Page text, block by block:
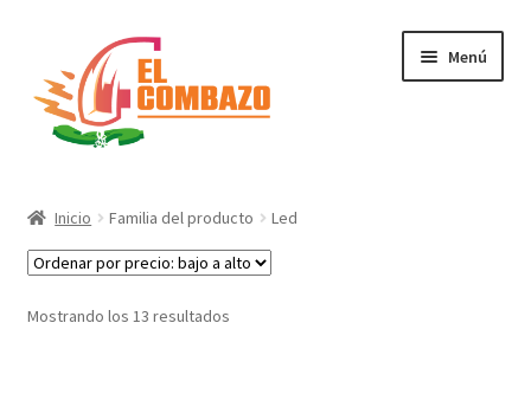
Menú
DJ, Audio e Iluminación PRO
Grabación de Audio & Video
Inicio Familia del producto Led
Mostrando los 13 resultados